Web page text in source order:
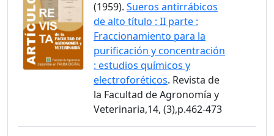
(1959). Sueros antirrábicos
de alto título : II parte :
Fraccionamiento para la
purificación y concentración
: estudios químicos y
electroforéticos. Revista de
la Facultad de Agronomía y
Veterinaria,14, (3),p.462-473